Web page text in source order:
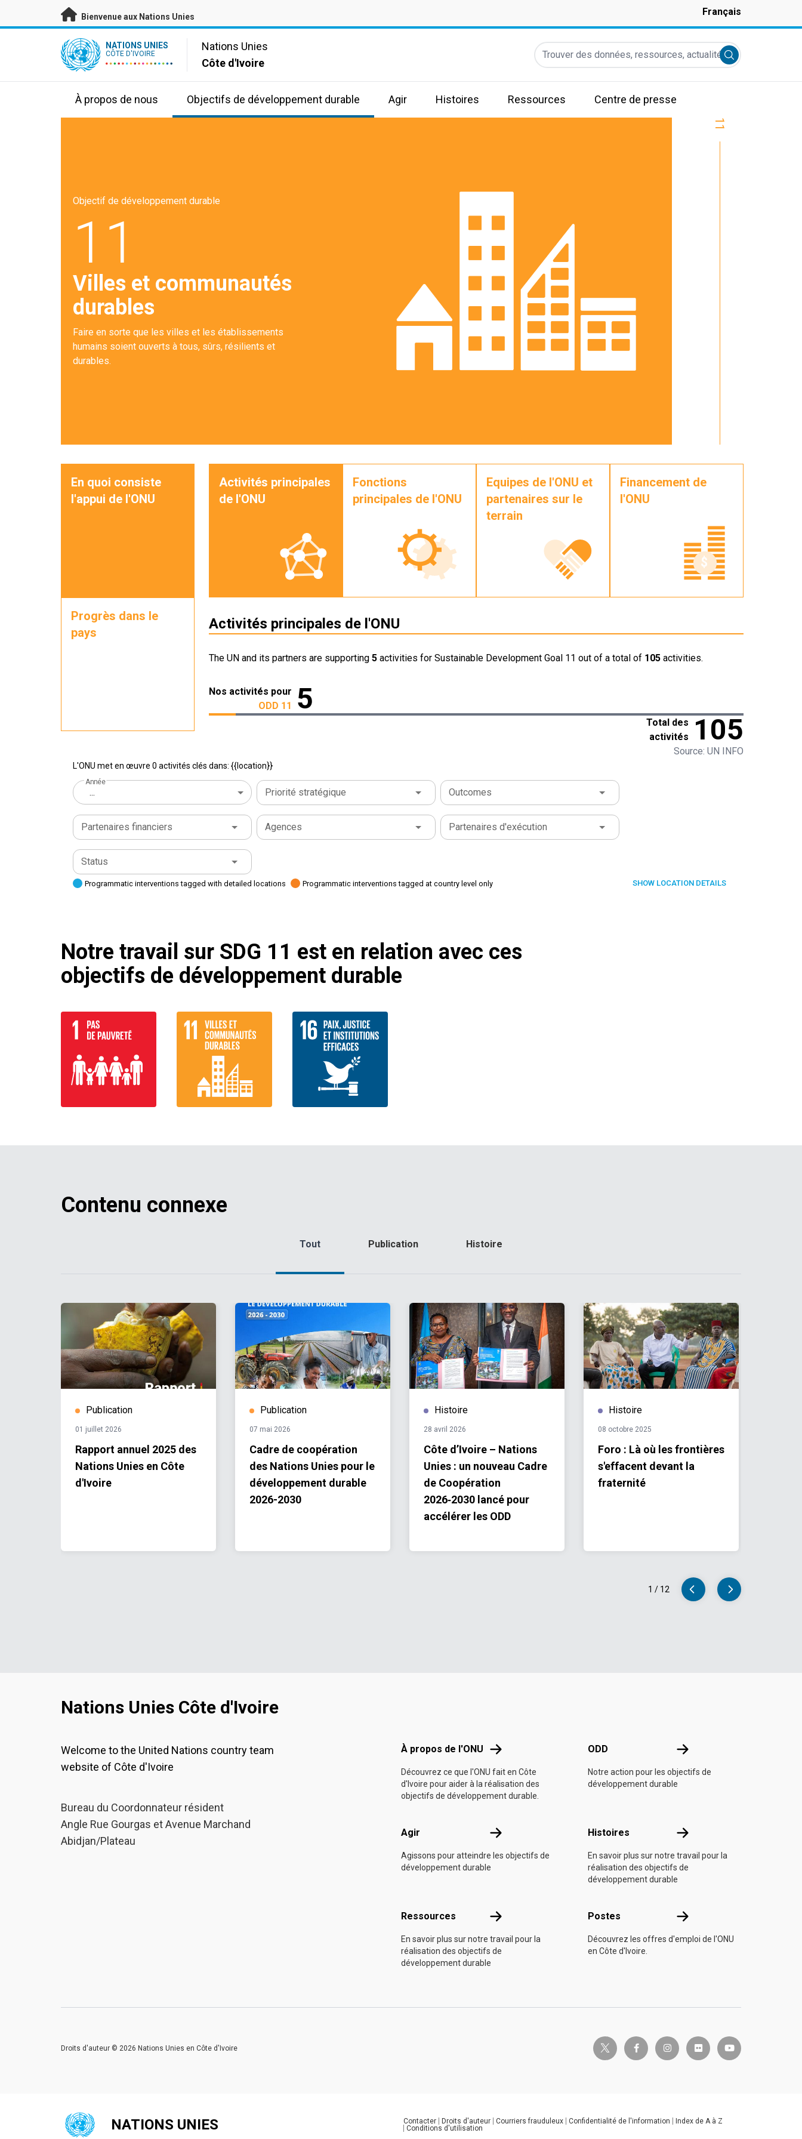
Passer au contenu principal
Bienvenue aux Nations Unies Français
UN Logo NATIONS UNIES
CÔTE D'IVOIRE
Nations Unies
Côte d'Ivoire
Trouver des données, ressources, actualités et autres
Submit search
À propos de nous Objectifs de développement durable Agir Histoires Ressources Centre de presse
Objectif de développement durable
11
Villes et communautés
durables
Faire en sorte que les villes et les établissements
humains soient ouverts à tous, sûrs, résilients et
durables.
11
En quoi consiste
l'appui de l'ONU
Progrès dans le
pays
Activités principales
de l'ONU
Fonctions
principales de l'ONU
Equipes de l'ONU et
partenaires sur le
terrain
Financement de
l'ONU
Activités principales de l'ONU
The UN and its partners are supporting 5 activities for Sustainable Development Goal 11 out of a total of 105 activities.
Nos activités pour
ODD 11
5
Total des
activités
105
Source: UN INFO
L'ONU met en œuvre 0 activités clés dans: {{location}}
Année
... Priorité stratégique Outcomes
Partenaires financiers Agences Partenaires d'exécution
Status
Programmatic interventions tagged with detailed locations Programmatic interventions tagged at country level only SHOW LOCATION DETAILS
Notre travail sur SDG 11 est en relation avec ces
objectifs de développement durable
Contenu connexe
Tout Publication Histoire
Publication
01 juillet 2026
Rapport annuel 2025 des
Nations Unies en Côte
d'Ivoire
Publication
07 mai 2026
Cadre de coopération
des Nations Unies pour le
développement durable
2026-2030
Histoire
28 avril 2026
Côte d’Ivoire – Nations
Unies : un nouveau Cadre
de Coopération
2026‑2030 lancé pour
accélérer les ODD
Histoire
08 octobre 2025
Foro : Là où les frontières
s'effacent devant la
fraternité
1 / 12
Nations Unies Côte d'Ivoire
Welcome to the United Nations country team
website of Côte d'Ivoire
Bureau du Coordonnateur résident
Angle Rue Gourgas et Avenue Marchand
Abidjan/Plateau
À propos de l'ONU À propos de l'ONU
Découvrez ce que l'ONU fait en Côte
d'Ivoire pour aider à la réalisation des
objectifs de développement durable.
ODD ODD
Notre action pour les objectifs de
développement durable
Agir Agir
Agissons pour atteindre les objectifs de
développement durable
Histoires Histoires
En savoir plus sur notre travail pour la
réalisation des objectifs de
développement durable
Ressources Ressources
En savoir plus sur notre travail pour la
réalisation des objectifs de
développement durable
Postes Postes
Découvrez les offres d'emploi de l'ONU
en Côte d'Ivoire.
twitter-x facebook-finstagramflickr youtube
Droits d'auteur © 2026 Nations Unies en Côte d'Ivoire
NATIONS UNIES Global U.N. menu
Contacter Droits d'auteur Courriers frauduleux Confidentialité de l'information
Index de A à Z
Conditions d'utilisation